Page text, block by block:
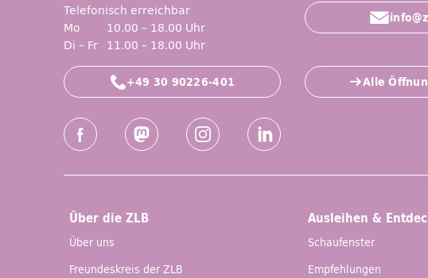
Telefonisch erreichbar
Mo
10.00 – 18.00 Uhr
Di – Fr 11.00 – 18.00 Uhr
+49 30 90226-401 Alle
Social-Media Kanäle der ZLB
Über die ZLB
Über uns
Freundeskreis der ZLB
Ausleihen &
Schaufenster
Empfehlungen